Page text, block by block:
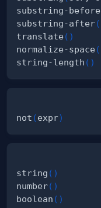
substring-before
substring-after(
translate ( )
normalize-space (
string-length ( )
not (expr)
string ( )
number( )
boolean ( )